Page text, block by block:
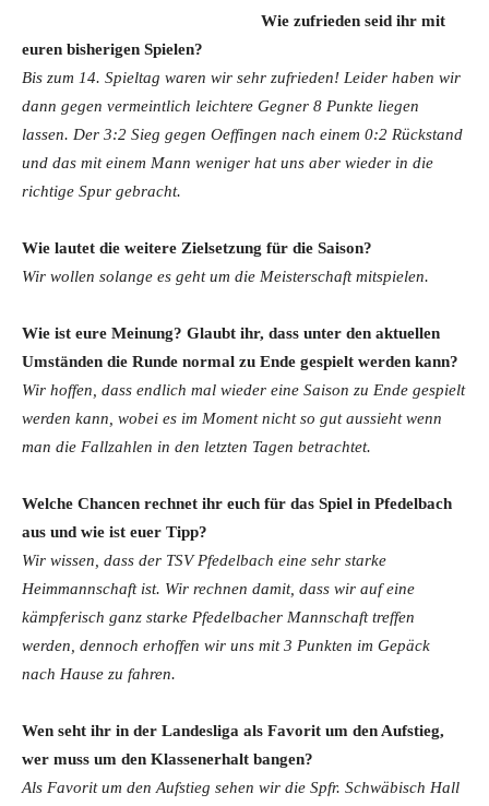
Wie zufrieden seid ihr mit
euren bisherigen Spielen?
Bis zum 14. Spieltag waren wir sehr zufrieden! Leider haben wir
dann gegen vermeintlich leichtere Gegner 8 Punkte liegen
lassen. Der 3:2 Sieg gegen Oeffingen nach einem 0:2 Rückstand
und das mit einem Mann weniger hat uns aber wieder in die
richtige Spur gebracht.
Wie lautet die weitere Zielsetzung für die Saison?
Wir wollen solange es geht um die Meisterschaft mitspielen.
Wie ist eure Meinung? Glaubt ihr, dass unter den aktuellen
Umständen die Runde normal zu Ende gespielt werden kann?
Wir hoffen, dass endlich mal wieder eine Saison zu Ende gespielt
werden kann, wobei es im Moment nicht so gut aussieht wenn
man die Fallzahlen in den letzten Tagen betrachtet.
Welche Chancen rechnet ihr euch für das Spiel in Pfedelbach
aus und wie ist euer Tipp?
Wir wissen, dass der TSV Pfedelbach eine sehr starke
Heimmannschaft ist. Wir rechnen damit, dass wir auf eine
kämpferisch ganz starke Pfedelbacher Mannschaft treffen
werden, dennoch erhoffen wir uns mit 3 Punkten im Gepäck
nach Hause zu fahren.
Wen seht ihr in der Landesliga als Favorit um den Aufstieg,
wer muss um den Klassenerhalt bangen?
Als Favorit um den Aufstieg sehen wir die Spfr. Schwäbisch Hall